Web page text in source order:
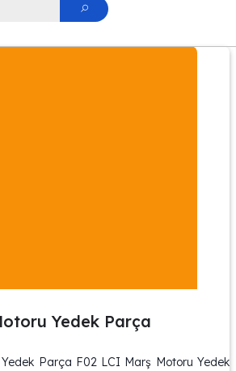
Yedek Parça
Parça F02 LCI Marş Motoru Yedek